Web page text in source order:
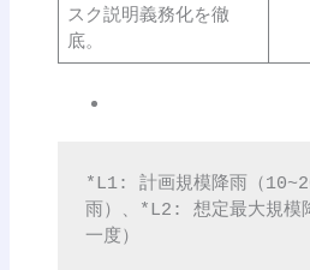
スク説明義務化を徹
底。
*L1: 計画規模降雨（
雨）、*L2: 想定最大規模
一度）